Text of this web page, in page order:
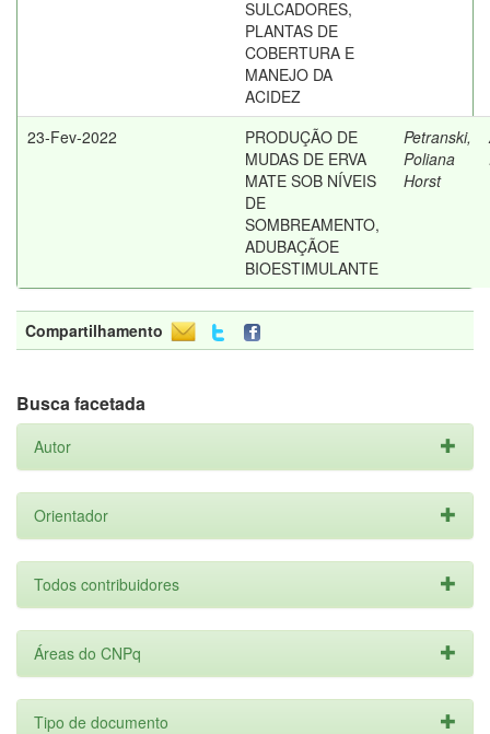
SULCADORES,
PLANTAS DE
COBERTURA E
MANEJO DA
ACIDEZ
23-Fev-2022
PRODUÇÃO DE
MUDAS DE ERVA
MATE SOB NÍVEIS
DE
SOMBREAMENTO,
ADUBAÇÃOE
BIOESTIMULANTE
Petranski,
Poliana
Horst
Compartilhamento
Busca facetada
Autor
Orientador
Todos contribuidores
Áreas do CNPq
Tipo de documento